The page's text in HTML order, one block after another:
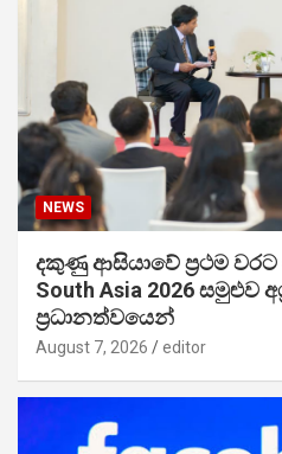
NEWS
දකුණු ආසියාවේ ප්‍රථම වරට
South Asia 2026 සමුළුව
ප්‍රධානත්වයෙන්
August 7, 2026 editor